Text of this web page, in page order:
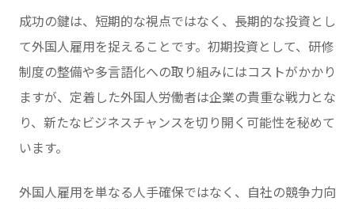
成功の鍵は、短期的な視点ではなく、長期的な投資とし
て外国人雇用を捉えることです。初期投資として、研修
制度の整備や多言語化への取り組みにはコストがかかり
ますが、定着した外国人労働者は企業の貴重な戦力とな
り、新たなビジネスチャンスを切り開く可能性を秘めて
います。
外国人雇用を単なる人手確保ではなく、自社の競争力向